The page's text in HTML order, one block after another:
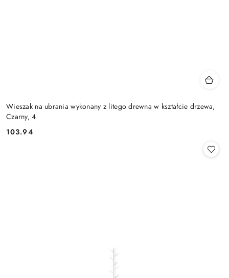
Wieszak na ubrania wykonany z litego drewna w kształcie drzewa,
Czarny, 4
Cena:
103.94